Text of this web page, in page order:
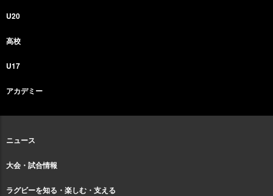
U20
高校
U17
アカデミー
ニュース
大会・試合情報
ラグビーを知る・楽しむ・支える